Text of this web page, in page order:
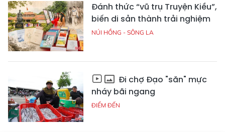
Đánh thức “vũ trụ Truyện Kiều”,
biến di sản thành trải nghiệm
NÚI HỒNG - SÔNG LA
Đi chợ Đạo "săn" mực
nháy bãi ngang
ĐIỂM ĐẾN